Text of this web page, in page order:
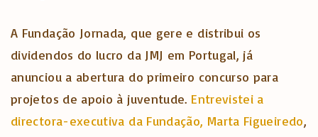
A Fundação Jornada, que gere e distribui os
dividendos do lucro da JMJ em Portugal, já
anunciou a abertura do primeiro concurso para
projetos de apoio à juventude. Entrevistei a
directora-executiva da Fundação, Marta Figueiredo,